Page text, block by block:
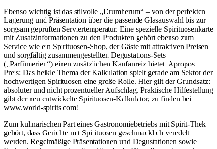
Ebenso wichtig ist das stilvolle „Drumherum“ – von der perfekten
Lagerung und Präsentation über die passende Glasauswahl bis zur
sorgsam geprüften Serviertemperatur. Eine spezielle Spirituosenkarte
mit Zusatzinformationen zu den Produkten gehört ebenso zum
Service wie ein Spirituosen-Shop, der Gäste mit attraktiven Preisen
und sorgfältig zusammengestellten Degustations-Sets
(„Parfümerien“) einen zusätzlichen Kaufanreiz bietet. Apropos
Preis: Das heikle Thema der Kalkulation spielt gerade am Sektor der
hochwertigen Spirituosen eine große Rolle. Hier gilt der Grundsatz:
absoluter und nicht prozentueller Aufschlag. Praktische Hilfestellung
gibt der neu entwickelte Spirituosen-Kalkulator, zu finden bei
www.world-spirits.com!
Zum kulinarischen Part eines Gastronomiebetriebs mit Spirit-Thek
gehört, dass Gerichte mit Spirituosen geschmacklich veredelt
werden. Regelmäßige Präsentationen und Degustationen sowie